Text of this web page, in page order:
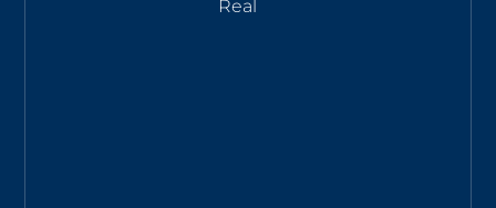
Real